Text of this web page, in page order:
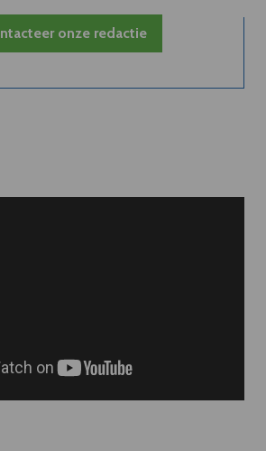
onze redactie